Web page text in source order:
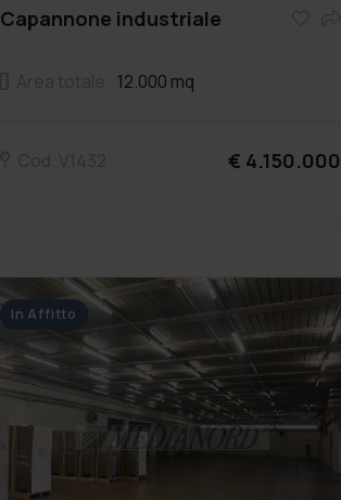
Capannone industriale
12.000 mq
€ 4.150.000
In Affitto